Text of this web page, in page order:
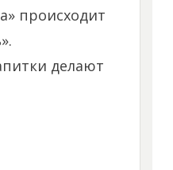
происходит
делают